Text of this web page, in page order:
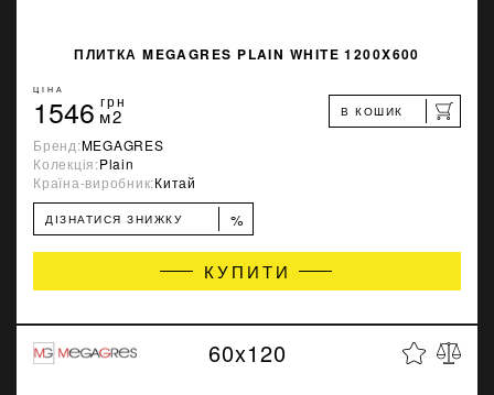
ПЛИТКА MEGAGRES PLAIN WHITE 1200X600
ЦІНА
1546 грн
м2 В КОШИК
Бренд:MEGAGRES
Колекція:Plain
Країна-виробник:Китай
ДІЗНАТИСЯ ЗНИЖКУ %
КУПИТИ
60x120